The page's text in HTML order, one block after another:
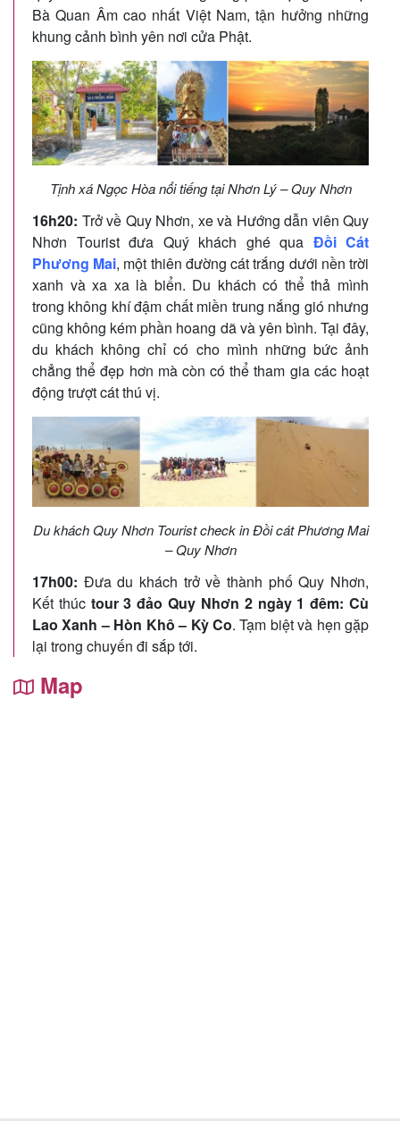
Bà Quan Âm cao nhất Việt Nam, tận hưởng những
khung cảnh bình yên nơi cửa Phật.
Tịnh xá Ngọc Hòa nổi tiếng tại Nhơn Lý – Quy Nhơn
16h20: Trở về Quy Nhơn, xe và Hướng dẫn viên Quy
Nhơn Tourist đưa Quý khách ghé qua Đồi Cát
Phương Mai, một thiên đường cát trắng dưới nền trời
xanh và xa xa là biển. Du khách có thể thả mình
trong không khí đậm chất miền trung nắng gió nhưng
cũng không kém phần hoang dã và yên bình. Tại đây,
du khách không chỉ có cho mình những bức ảnh
chẳng thể đẹp hơn mà còn có thể tham gia các hoạt
động trượt cát thú vị.
Du khách Quy Nhơn Tourist check in Đồi cát Phương Mai
– Quy Nhơn
17h00: Đưa du khách trở về thành phố Quy Nhơn,
Kết thúc tour 3 đảo Quy Nhơn 2 ngày 1 đêm: Cù
Lao Xanh – Hòn Khô – Kỳ Co. Tạm biệt và hẹn gặp
lại trong chuyến đi sắp tới.
Map